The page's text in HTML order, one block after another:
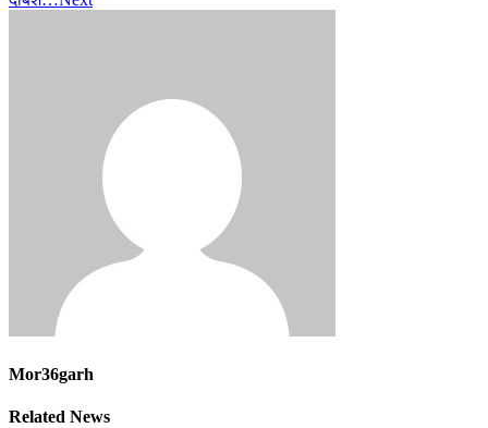
Mor36garh
Related News